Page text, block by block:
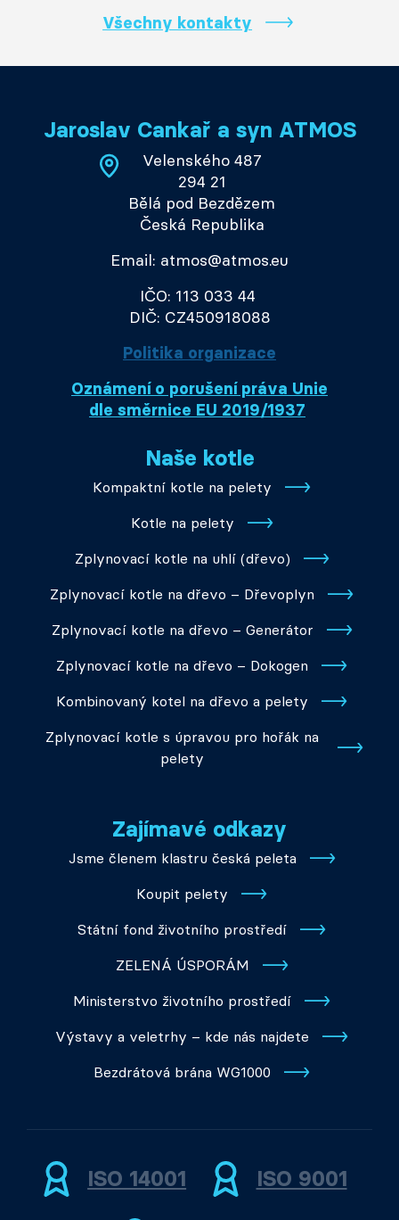
Všechny kontakty
Jaroslav Cankař a syn ATMOS
Velenského 487
294 21
Bělá pod Bezdězem
Česká Republika
Email: atmos@atmos.eu
IČO: 113 033 44
DIČ: CZ450918088
Politika organizace
Oznámení o porušení práva Unie
dle směrnice EU 2019/1937
Naše kotle
Kompaktní kotle na pelety
Kotle na pelety
Zplynovací kotle na uhlí (dřevo)
Zplynovací kotle na dřevo – Dřevoplyn
Zplynovací kotle na dřevo – Generátor
Zplynovací kotle na dřevo – Dokogen
Kombinovaný kotel na dřevo a pelety
Zplynovací kotle s úpravou pro hořák na
pelety
Zajímavé odkazy
Jsme členem klastru česká peleta
Koupit pelety
Státní fond životního prostředí
ZELENÁ ÚSPORÁM
Ministerstvo životního prostředí
Výstavy a veletrhy – kde nás najdete
Bezdrátová brána WG1000
ISO 14001 ISO 9001